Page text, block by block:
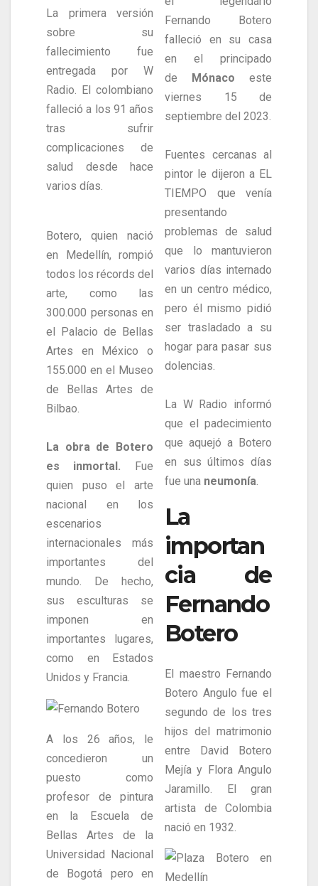
La primera versión
sobre su
fallecimiento fue
entregada por W
Radio. El colombiano
falleció a los 91 años
tras sufrir
complicaciones de
salud desde hace
varios días.
Botero, quien nació
en Medellín, rompió
todos los récords del
arte, como las
300.000 personas en
el Palacio de Bellas
Artes en México o
155.000 en el Museo
de Bellas Artes de
Bilbao.
La obra de Botero
es inmortal. Fue
quien puso el arte
nacional en los
escenarios
internacionales más
importantes del
mundo. De hecho,
sus esculturas se
imponen en
importantes lugares,
como en Estados
Unidos y Francia.
A los 26 años, le
concedieron un
puesto como
profesor de pintura
en la Escuela de
Bellas Artes de la
Universidad Nacional
de Bogotá pero en
Fernando Botero
falleció en su casa
en el principado
de
Mónaco este
viernes 15 de
septiembre del 2023.
Fuentes cercanas al
pintor le dijeron a EL
TIEMPO que venía
presentando
problemas de salud
que lo mantuvieron
varios días internado
en un centro médico,
pero él mismo pidió
ser trasladado a su
hogar para pasar sus
dolencias.
La W Radio informó
que el padecimiento
que aquejó a Botero
en sus últimos días
fue una neumonía.
La
importan
cia de
Fernando
Botero
El maestro Fernando
Botero Angulo fue el
segundo de los tres
hijos del matrimonio
entre David Botero
Mejía y Flora Angulo
Jaramillo. El gran
artista de Colombia
nació en 1932.